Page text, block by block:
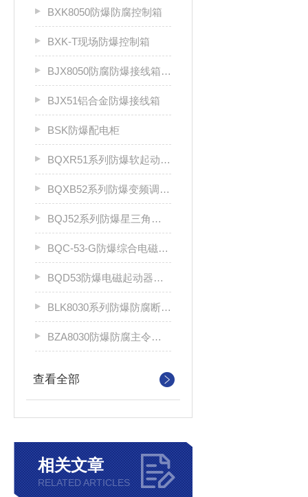
BXK8050防爆防腐控制箱
BXK-T现场防爆控制箱
BJX8050防腐防爆接线箱厂家
BJX51铝合金防爆接线箱
BSK防爆配电柜
BQXR51系列防爆软起动器（ⅡB）
BQXB52系列防爆变频调速箱（II B）
BQJ52系列防爆星三角起动箱（Ⅱ B）
BQC-53-G防爆综合电磁起动器
BQD53防爆电磁起动器（Ⅱ B、Ⅱ C）
BLK8030系列防爆防腐断路器
BZA8030防爆防腐主令控制器
查看全部
相关文章
RELATED ARTICLES